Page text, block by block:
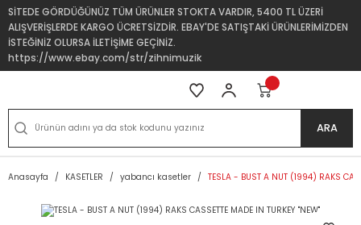
SİTEDE GÖRDÜĞÜNÜZ TÜM ÜRÜNLER STOKTA VARDIR, 5400 TL ÜZERİ
ALIŞVERİŞLERDE KARGO ÜCRETSİZDİR. EBAY'DE SATIŞTAKİ ÜRÜNLERİMİZDEN
İSTEĞİNİZ OLURSA İLETİŞİME GEÇİNİZ.
https://www.ebay.com/str/zihnimuzik
ARA
Anasayfa KASETLER yabancı kasetler TESLA - BUST A NUT (1994) RAKS